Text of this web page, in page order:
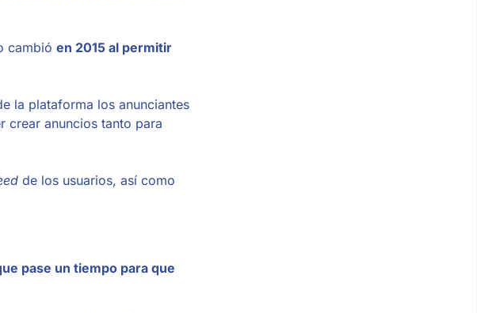
cambió en 2015 al permitir
la plataforma los anunciantes
crear anuncios tanto para
de los usuarios, así como
pase un tiempo para que